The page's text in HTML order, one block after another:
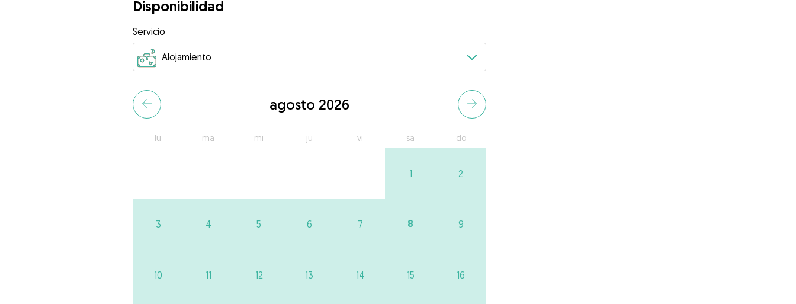
Disponibilidad
Servicio
agosto 2026
lu ma mi ju vi sa do
1 2
3 4 5 6 7 8 9
10 11 12 13 14 15 16